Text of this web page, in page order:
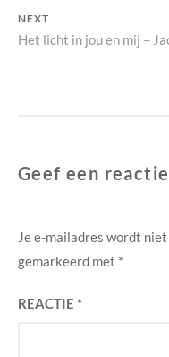
NEXT
Next
Het licht in jou en mij –
Geef een reactie
Je e-mailadres wordt
gemarkeerd met *
REACTIE *